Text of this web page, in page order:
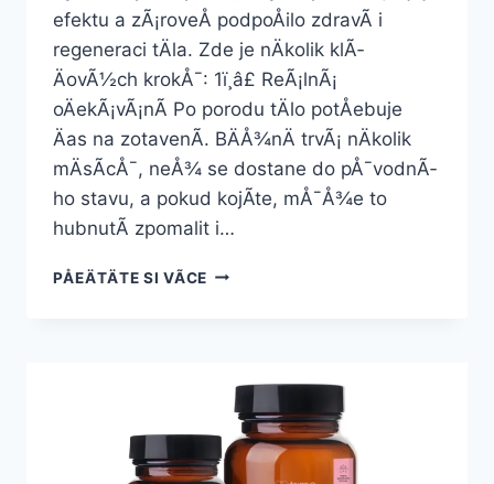
efektu a zÃ¡roveÅ podpoÅilo zdravÃ­ i
regeneraci tÄla. Zde je nÄkolik klÃ­
ÄovÃ½ch krokÅ¯: 1ï¸â£ ReÃ¡lnÃ¡
oÄekÃ¡vÃ¡nÃ­ Po porodu tÄlo potÅebuje
Äas na zotavenÃ­. BÄÅ¾nÄ trvÃ¡ nÄkolik
mÄsÃ­cÅ¯, neÅ¾ se dostane do pÅ¯vodnÃ­
ho stavu, a pokud kojÃ­te, mÅ¯Å¾e to
hubnutÃ­ zpomalit i…
PÅEÄTÄTE SI VÃ­CEHUBNUTÃ­
EFEKTU